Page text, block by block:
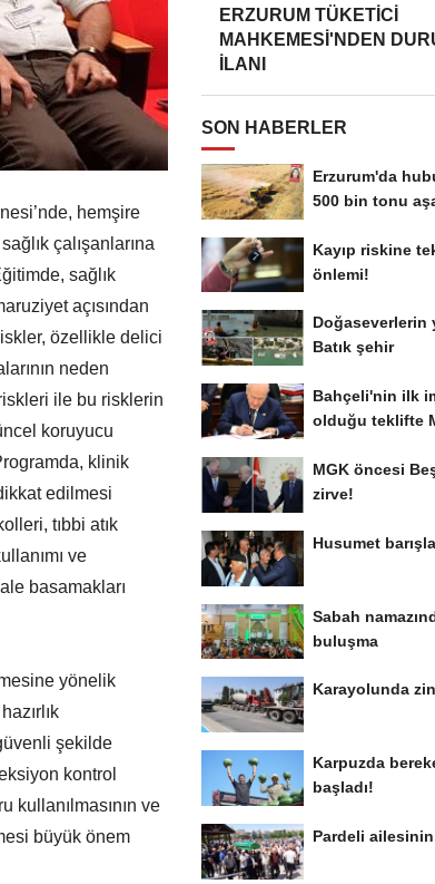
hemşire
çalışanlarına
sağlık
açısından
özellikle delici
neden
ile bu risklerin
koruyucu
klinik
edilmesi
tıbbi atık
ve
basamakları
yönelik
şekilde
kontrol
kullanılmasının ve
büyük önem
ERZURUM TÜKETİCİ
MAHKEMESİ'NDEN
İLANI
SON HABERLER
Erzurum'da
500 bin tonu
Kayıp riskine
önlemi!
Doğaseverlerin
Batık şehir
Bahçeli'nin ilk
olduğu teklifte
MGK öncesi
zirve!
Husumet
Sabah
buluşma
Karayolunda
Karpuzda
başladı!
Pardeli ailesinin